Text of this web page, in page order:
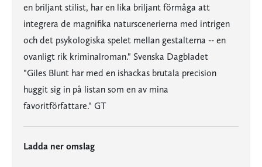
en briljant stilist, har en lika briljant förmåga att
integrera de magnifika naturscenerierna med intrigen
och det psykologiska spelet mellan gestalterna -- en
ovanligt rik kriminalroman." Svenska Dagbladet
"Giles Blunt har med en ishackas brutala precision
huggit sig in på listan som en av mina
favoritförfattare." GT
Ladda ner omslag